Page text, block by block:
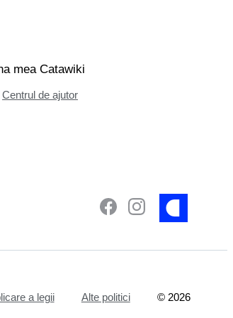
mea Catawiki
Centrul de ajutor
a legii Alte politici © 2026